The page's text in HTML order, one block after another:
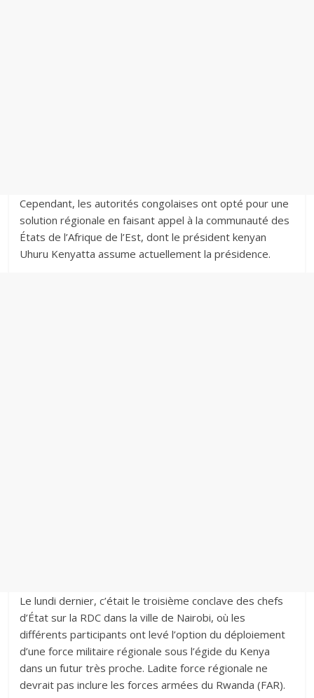
Cependant, les autorités congolaises ont opté pour une
solution régionale en faisant appel à la communauté des
États de l’Afrique de l’Est, dont le président kenyan
Uhuru Kenyatta assume actuellement la présidence.
Le lundi dernier, c’était le troisième conclave des chefs
d’État sur la RDC dans la ville de Nairobi, où les
différents participants ont levé l’option du déploiement
d’une force militaire régionale sous l’égide du Kenya
dans un futur très proche. Ladite force régionale ne
devrait pas inclure les forces armées du Rwanda (FAR).